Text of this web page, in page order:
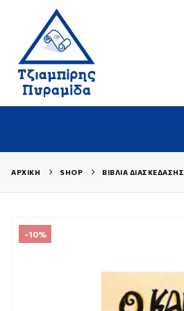
ΑΡΧΙΚΉ SHOP ΒΙΒΛΊΑ ΔΙΑΣΚΈΔΑΣΗΣ
-10%